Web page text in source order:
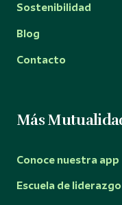
Sostenibilidad
Blog
Contacto
Más
Conoce nuestra app
Escuela de